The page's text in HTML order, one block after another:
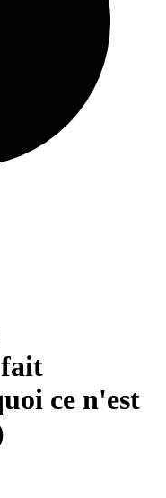
ce n'est